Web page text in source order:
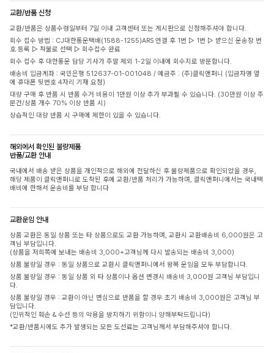
교환/반품 신청
교환/반품은 상품수령일부터 7일 이내 고객센터 또는 게시판으로 신청해주셔야 합니다.
회수 접수 방법 : CJ대한통운택배(1588-1255)ARS 연결 후 1번 ▷ 1번 ▷ 받으신 운송장 번
호 등록 ▷ 착불로 선택 ▷ 회수접수 완료
회수 접수 후 대한통운 담당 기사가 주말 제외 1-2일 이내에 회수지로 방문합니다.
배송비 입금계좌 : 국민은행 512637-01-001048 / 예금주 : (주)클릭앤퍼니 (입금자명 옆
에 휴대폰 뒷번호 4자리 기재 요청)
대량 구매 후 반품 시 반품 수거 비용이 1만원 이상 추가 부과될 수 있습니다. (30만원 이상 주
문건/상품 개수 70% 이상 반품 시)
상습적인 대량 반품 시 구매에 제한이 있을 수 있습니다.
해외에서 확인된 불량제품
반품/교환 안내
국내에서 배송 받은 상품을 개인적으로 해외에 전달하신 후 불량제품으로 확인되었을 경우,
해당 제품이 클릭앤퍼니로 도착된 후에 교환/반품 처리가 가능하며, 클릭앤퍼니에서는 국내택
배비에 한해서 운송비를 부담 합니다
교환운임 안내
상품 교환은 동일 상품 또는 타 상품으로도 교환 가능하며, 교환시 교환배송비 6,000원은 고
객님 부담입니다.
(상품을 저희쪽에 보내는 배송비 3,000+고객님께 다시 발송되는 배송비 3,000)
상품 불량일 경우 : 동일 상품으로 교환시 클릭앤퍼니에서 왕복 운임을 모두 부담합니다.
상품 불량일 경우 : 동일 상품 외 타 상품이나 옵션 변경시 배송비 3,000원 고객님 부담입니
다.
상품 불량일 경우 : 교환이 아닌 변심으로 반품을 할 경우 초기 배송비 3,000원은 고객님 부
담입니다.
(인위적인 훼손 & 수선 등의 악용을 방지하기 위함이니 양해부탁드립니다)
*교환/반품시에도 추가 발생되는 모든 도선료는 고객님께서 부담해주셔야 합니다.